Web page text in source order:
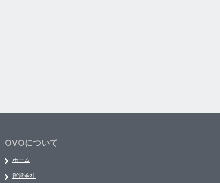
OVOについて
ホーム
運営会社